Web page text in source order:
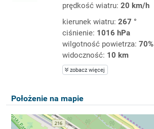
prędkość wiatru: 20 km/h
kierunek wiatru: 267 °
ciśnienie: 1016 hPa
wilgotność powietrza: 70%
widoczność: 10 km
zobacz więcej
Położenie na mapie